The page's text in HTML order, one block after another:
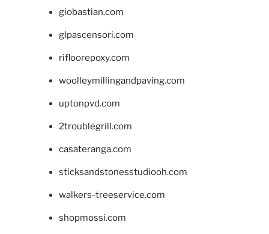
giobastian.com
glpascensori.com
rifloorepoxy.com
woolleymillingandpaving.com
uptonpvd.com
2troublegrill.com
casateranga.com
sticksandstonesstudiooh.com
walkers-treeservice.com
shopmossi.com